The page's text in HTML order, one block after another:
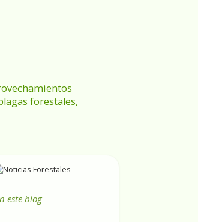
forestales,
este blog